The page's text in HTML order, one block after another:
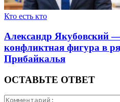
Кто есть кто
Александр Якубовский
конфликтная фигура в
Прибайкалья
ОСТАВЬТЕ ОТВЕТ